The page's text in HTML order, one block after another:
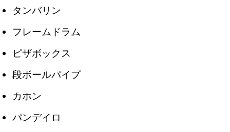
タンバリン
フレームドラム
ピザボックス
段ボールパイプ
カホン
パンデイロ